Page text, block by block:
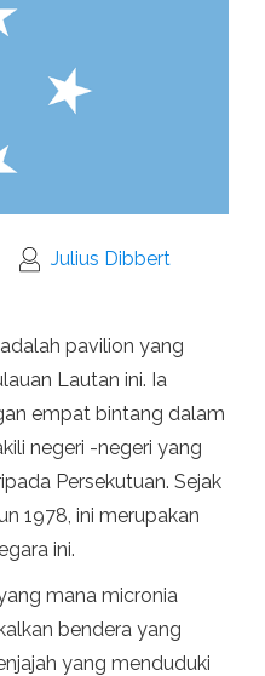
Julius Dibbert
pavilion yang
Lautan ini. Ia
empat bintang dalam
negeri -negeri yang
Persekutuan. Sejak
1978, ini merupakan
ini.
mana micronia
bendera yang
yang menduduki